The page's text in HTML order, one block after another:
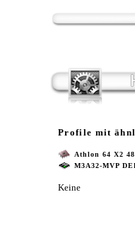
Profile mit
Athlon 64 X2
M3A32-MVP
Keine